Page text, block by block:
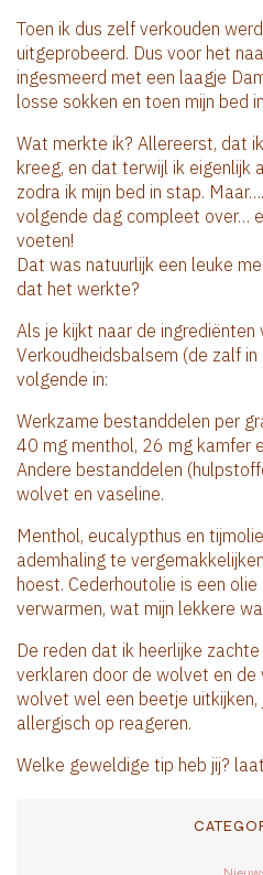
Toen ik dus zelf verkouden
uitgeprobeerd. Dus voor het
ingesmeerd met een laagje
losse sokken en toen mijn bed
Wat merkte ik? Allereerst, dat
kreeg, en dat terwijl ik eigenlijk
zodra ik mijn bed in stap.
volgende dag compleet over…
voeten!
Dat was natuurlijk een leuke
dat het werkte?
Als je kijkt naar de ingrediënten
Verkoudheidsbalsem (de zalf
volgende in:
Werkzame bestanddelen per
40 mg menthol, 26 mg kamfer
Andere bestanddelen
wolvet en vaseline.
Menthol, eucalypthus en
ademhaling te
hoest. Cederhoutolie is een
verwarmen, wat mijn lekkere
De reden dat ik heerlijke
verklaren door de wolvet en de
wolvet wel een beetje uitkijken,
allergisch op reageren.
Welke geweldige tip heb jij?